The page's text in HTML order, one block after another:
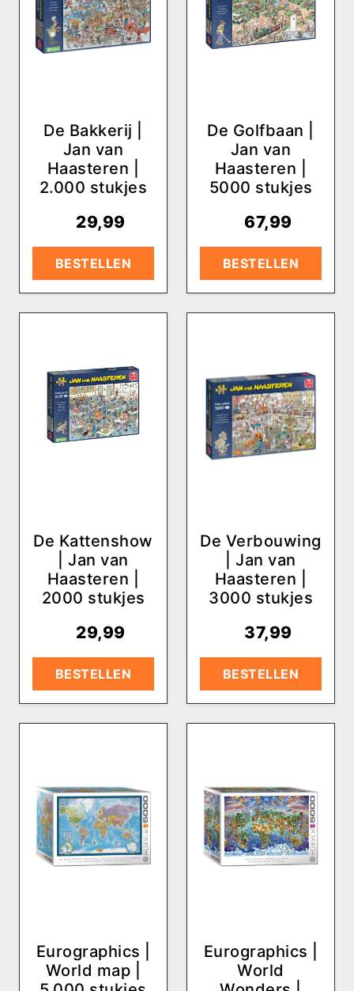
De Bakkerij |
Jan van
Haasteren |
2.000 stukjes
29,99
BESTELLEN
De Golfbaan |
Jan van
Haasteren |
5000 stukjes
67,99
BESTELLEN
De Kattenshow
| Jan van
Haasteren |
2000 stukjes
29,99
BESTELLEN
De Verbouwing
| Jan van
Haasteren |
3000 stukjes
37,99
BESTELLEN
Eurographics |
World map |
Eurographics |
World